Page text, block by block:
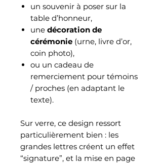
un souvenir à poser sur la
table d’honneur,
une décoration de
cérémonie (urne, livre d’or,
coin photo),
ou un cadeau de
remerciement pour témoins
/ proches (en adaptant le
texte).
Sur verre, ce design ressort
particulièrement bien : les
grandes lettres créent un effet
“signature”, et la mise en page